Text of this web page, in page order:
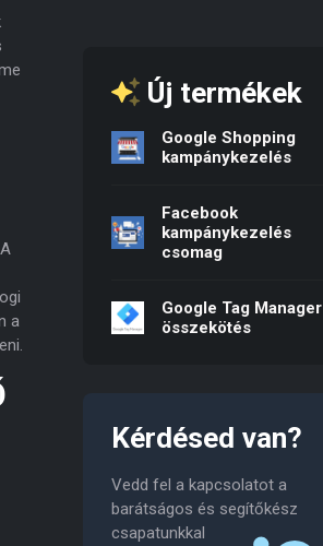
a
Új termékek
Google Shopping
kampánykezelés
Facebook
kampánykezelés
csomag
Google Tag Manager
összekötés
Kérdésed van?
Vedd fel a kapcsolatot a
barátságos és segítőkész
csapatunkkal